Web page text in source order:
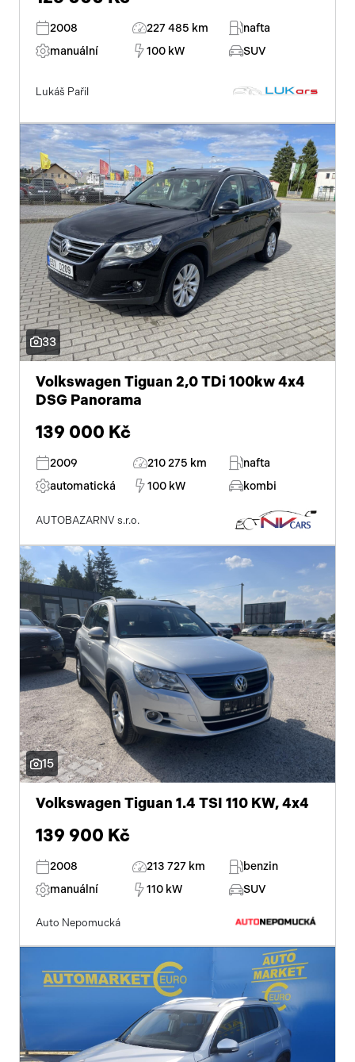
2008 227 485 km
nafta
manuální
100 kW SUV
Lukáš Pařil
33
Volkswagen Tiguan 2,0 TDi 100kw 4x4
DSG Panorama
139 000 Kč
2009 210 275 km
nafta
automatická
100 kW kombi
AUTOBAZARNV s.r.o.
15
Volkswagen Tiguan 1.4 TSI 110 KW, 4x4
139 900 Kč
2008 213 727 km
benzin
manuální
110 kW SUV
Auto Nepomucká